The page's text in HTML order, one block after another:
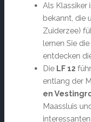
Als Klassiker
bekannt, die
Zuiderzee)
lernen Sie
entdecken
Die LF 12
entlang der
en
Maassluis